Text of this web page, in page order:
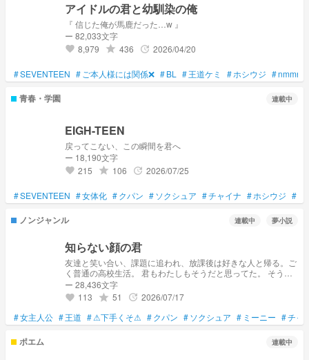
アイドルの君と幼馴染の俺
『 信じた俺が馬鹿だった…w 』
ー 82,033文字
favorite 8,979 grade 436 update 2026/04/20
#SEVENTEEN # ご本人様には関係❌ #BL #王道ケミ #ホシウジ #nmmn
青春・学園 連載中
EIGH-TEEN
戻ってこない、この瞬間を君へ
ー 18,190文字
favorite 215 grade 106 update 2026/07/25
#SEVENTEEN #女体化 #クパン #ソクシュア #チャイナ #ホシウジ #
ノンジャンル 連載中 夢小説
知らない顔の君
友達と笑い合い、課題に追われ、放課後は好きな人と帰る。ご
く普通の高校生活。 君もわたしもそうだと思ってた。 そう、
これはただの"表"の顔。君はわたしの"裏"の顔を知らない。 ※夢
女子、bl要素ガッツリ含まれます。なんでも許せる人だけ。 ご
本人様には全く関係ありません。 初投稿小説なので多めに見
ていただけると嬉しいです。
ー 28,436文字
favorite 113 grade 51 update 2026/07/17
#女主人公 #王道 #⚠下手くそ⚠ #クパン #ソクシュア # ミーニー #チャ
ポエム 連載中